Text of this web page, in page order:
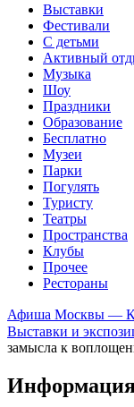
Выставки
Фестивали
С детьми
Активный
Музыка
Шоу
Праздники
Образование
Бесплатно
Музеи
Парки
Погулять
Туристу
Театры
Пространства
Клубы
Прочее
Рестораны
Афиша Москвы —
Выставки и
замысла к